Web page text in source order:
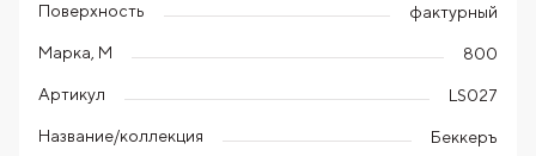
Поверхность фактурный
Марка, М 800
Артикул LS027
Название/коллекция Беккеръ